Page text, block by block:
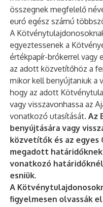
összegnek megfelelő
euró egész számú
A
egyeztessenek a
értékpapír-brókerrel vagy
az adott közvetítőhöz a
mikor kell benyújtaniuk a
hogy az adott
vagy visszavonhassa az
vonatkozó utasítását. Az
benyújtására vagy
közvetítők és az
megadott
vonatkozó
esniük.
A
figyelmesen olvassák